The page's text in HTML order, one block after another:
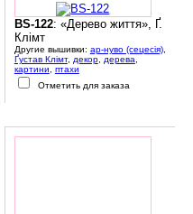
BS-122: «Дерево життя», Ґ.
Клімт
Другие вышивки: ар-нуво (сецесія),
Ґустав Клімт, декор, дерева
картини
птахи
Отметить для заказа